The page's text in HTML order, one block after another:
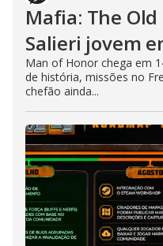
Mafia: The
Salieri jovem
Man of Honor chega em
de história, missões no
chefão ainda...